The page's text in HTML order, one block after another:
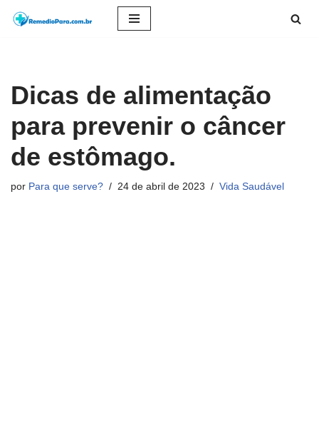
conteúdo
Dicas de alimentação
para prevenir o câncer
de estômago.
por Para que serve? 24 de abril de 2023 Vida Saudável